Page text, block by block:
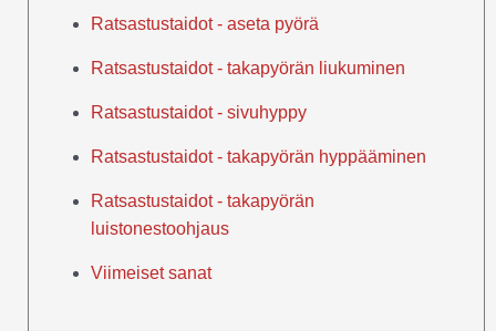
Ratsastustaidot - aseta pyörä
Ratsastustaidot - takapyörän liukuminen
Ratsastustaidot - sivuhyppy
Ratsastustaidot - takapyörän hyppääminen
Ratsastustaidot - takapyörän
luistonestoohjaus
Viimeiset sanat